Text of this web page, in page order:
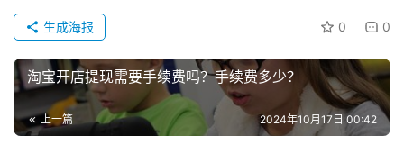
页
小
本
创
业
个公式可以得出ppc=转化率*客单价/roi商品的转化率和客
单价我们是知道的，当然，新品你可能不知道转化率，这个
时候可以以店铺其他了解详情>>03淘宝超级推荐怎么出
价？
技巧分享！人们的消费方式是不断变化的，区别传
0 0
生成海报
淘宝开店提现需要手续费吗？手续费多少？
上一篇 2024年10月17日 00:42